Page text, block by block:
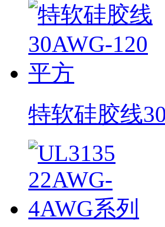
特软硅胶线